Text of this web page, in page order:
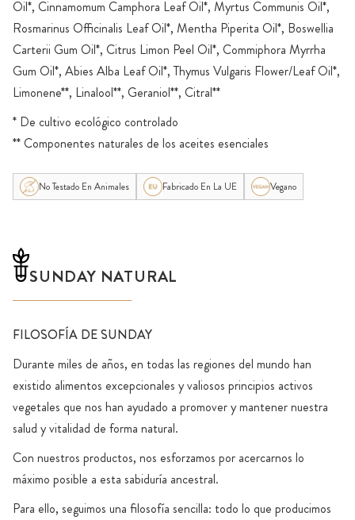
Oil*, Cinnamomum Camphora Leaf Oil*, Myrtus Communis Oil*,
Rosmarinus Officinalis Leaf Oil*, Mentha Piperita Oil*, Boswellia
Carterii Gum Oil*, Citrus Limon Peel Oil*, Commiphora Myrrha
Gum Oil*, Abies Alba Leaf Oil*, Thymus Vulgaris Flower/Leaf Oil*,
Limonene**, Linalool**, Geraniol**, Citral**
* De cultivo ecológico controlado
** Componentes naturales de los aceites esenciales
No Testado En Animales Fabricado En La UE Vegano
SUNDAY NATURAL
FILOSOFÍA DE SUNDAY
Durante miles de años, en todas las regiones del mundo han
existido alimentos excepcionales y valiosos principios activos
vegetales que nos han ayudado a promover y mantener nuestra
salud y vitalidad de forma natural.
Con nuestros productos, nos esforzamos por acercarnos lo
máximo posible a esta sabiduría ancestral.
Para ello, seguimos una filosofía sencilla: todo lo que producimos